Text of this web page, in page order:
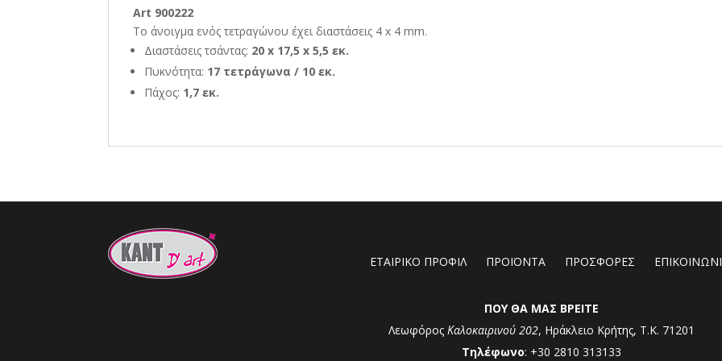
Art 900222
Το άνοιγμα ενός τετραγώνου έχει διαστάσεις 4 x 4 mm.
Διαστάσεις τσάντας: 20 x 17,5 x 5,5 εκ.
Πυκνότητα: 17 τετράγωνα / 10 εκ.
Πάχος: 1,7 εκ.
ΕΤΑΙΡΙΚΟ ΠΡΟΦΙΛ ΠΡΟΪΟΝΤΑ ΠΡΟΣΦΟΡΕΣ
ΠΟΥ ΘΑ ΜΑΣ ΒΡΕΙΤΕ
Λεωφόρος Καλοκαιρινού 202, Ηράκλειο Κρήτης, Τ.Κ. 71201
Τηλέφωνο: +30 2810 313133